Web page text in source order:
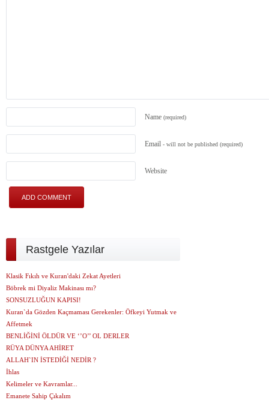
Name (required)
Email - will not be published (required)
Website
Rastgele Yazılar
Klasik Fıkıh ve Kuran'daki Zekat Ayetleri
Böbrek mi Diyaliz Makinası mı?
SONSUZLUĞUN KAPISI!
Kuran`da Gözden Kaçmaması Gerekenler: Öfkeyi Yutmak ve
Affetmek
BENLİĞİNİ ÖLDÜR VE ‘’O’’ OL DERLER
RÜYA DÜNYA AHİRET
ALLAH`IN İSTEDİĞİ NEDİR ?
İhlas
Kelimeler ve Kavramlar...
Emanete Sahip Çıkalım